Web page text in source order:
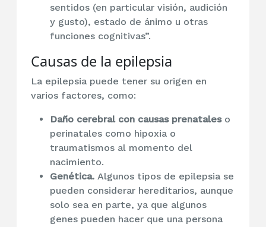
sentidos (en particular visión, audición
y gusto), estado de ánimo u otras
funciones cognitivas”.
Causas de la epilepsia
La epilepsia puede tener su origen en
varios factores, como:
Daño cerebral con causas prenataleso
perinatales como hipoxia o
traumatismos al momento del
nacimiento.
Genética. Algunos tipos de epilepsia se
pueden considerar hereditarios, aunque
solo sea en parte, ya que algunos
genes pueden hacer que una persona